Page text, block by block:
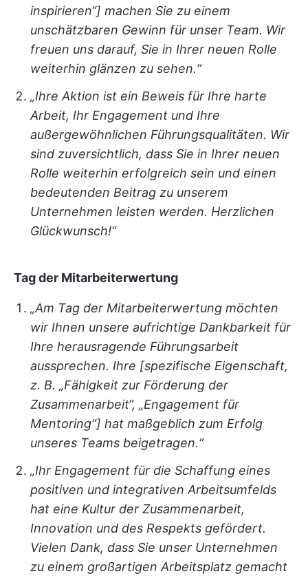
inspirieren“] machen Sie zu einem
unschätzbaren Gewinn für unser Team. Wir
freuen uns darauf, Sie in Ihrer neuen Rolle
weiterhin glänzen zu sehen.“
„Ihre Aktion ist ein Beweis für Ihre harte
Arbeit, Ihr Engagement und Ihre
außergewöhnlichen Führungsqualitäten. Wir
sind zuversichtlich, dass Sie in Ihrer neuen
Rolle weiterhin erfolgreich sein und einen
bedeutenden Beitrag zu unserem
Unternehmen leisten werden. Herzlichen
Glückwunsch!“
Tag der Mitarbeiterwertung
„Am Tag der Mitarbeiterwertung möchten
wir Ihnen unsere aufrichtige Dankbarkeit für
Ihre herausragende Führungsarbeit
aussprechen. Ihre [spezifische Eigenschaft,
z. B. „Fähigkeit zur Förderung der
Zusammenarbeit“, „Engagement für
Mentoring“] hat maßgeblich zum Erfolg
unseres Teams beigetragen.“
„Ihr Engagement für die Schaffung eines
positiven und integrativen Arbeitsumfelds
hat eine Kultur der Zusammenarbeit,
Innovation und des Respekts gefördert.
Vielen Dank, dass Sie unser Unternehmen
zu einem großartigen Arbeitsplatz gemacht